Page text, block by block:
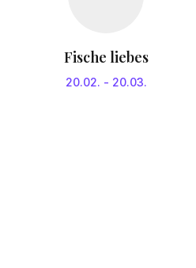
Fische liebes
20.02. - 20.03.